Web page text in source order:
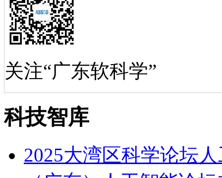
关注“广东软科学”
科技智库
2025大湾区科学论坛